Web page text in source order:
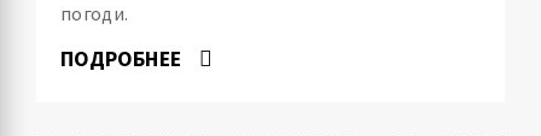
погоди.
ПОДРОБНЕЕ